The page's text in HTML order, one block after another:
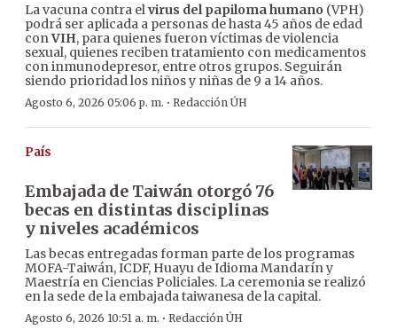
La vacuna contra el virus del papiloma humano (VPH)
podrá ser aplicada a personas de hasta 45 años de edad
conVIH, para quienes fueron víctimas de violencia
sexual, quienes reciben tratamiento con medicamentos
con inmunodepresor, entre otros grupos. Seguirán
siendo prioridad los niños y niñas de 9 a 14 años.
Agosto 6, 2026 05:06 p. m. · Redacción ÚH
País
Embajada de Taiwán otorgó 76
becas en distintas disciplinas
y niveles académicos
Las becas entregadas forman parte de los programas
MOFA-Taiwán, ICDF, Huayu de Idioma Mandarín y
Maestría en Ciencias Policiales. La ceremonia se realizó
en la sede de la embajada taiwanesa de la capital.
Agosto 6, 2026 10:51 a. m. · Redacción ÚH